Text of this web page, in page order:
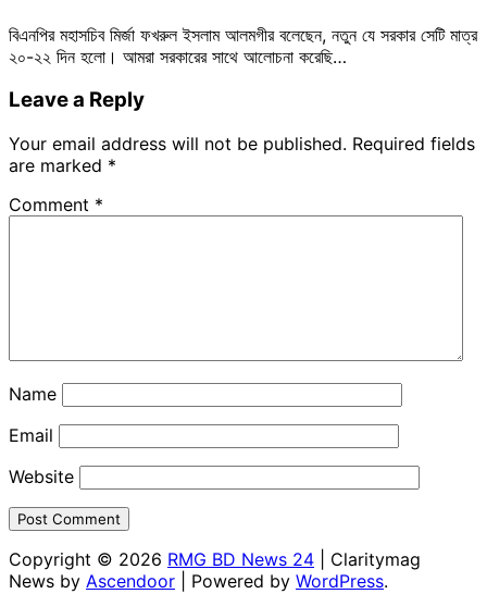
বিএনপির মহাসচিব মির্জা ফখরুল ইসলাম আলমগীর বলেছেন, নতুন যে সরকার সেটি মাত্র
২০-২২ দিন হলো। আমরা সরকারের সাথে আলোচনা করেছি…
Leave a Reply
Your email address will not be published. Required fields
are marked *
Comment *
Name
Email
Website
Copyright © 2026 RMG BD News 24 | Claritymag
News by Ascendoor | Powered by WordPress.